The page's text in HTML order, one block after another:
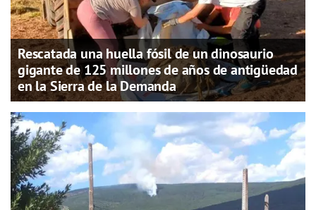
Rescatada una huella fósil de un dinosaurio
gigante de 125 millones de años de antigüedad
en la Sierra de la Demanda